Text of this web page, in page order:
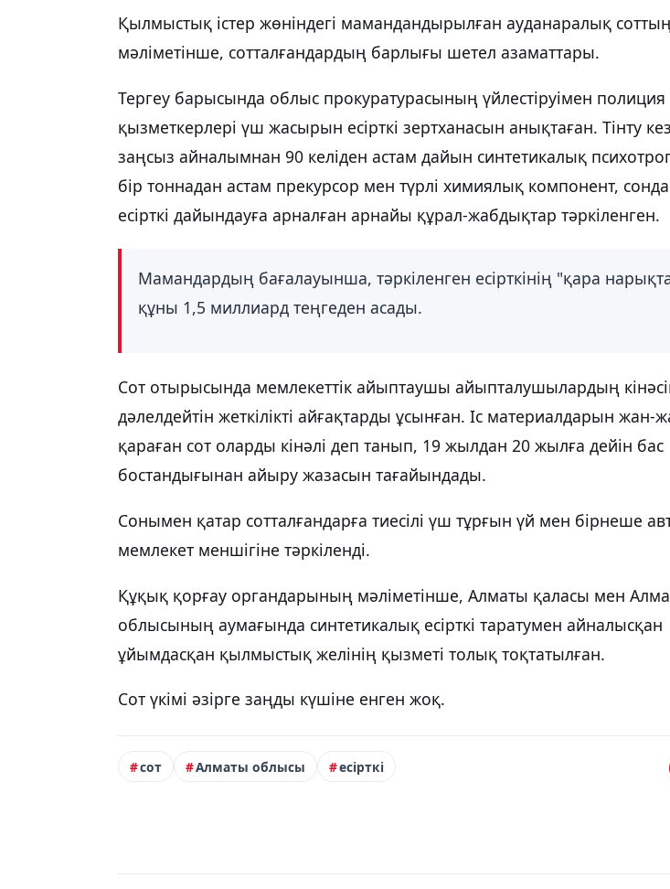
Қылмыстық істер жөніндегі мамандандырылған ауданаралық
мәліметінше, сотталғандардың барлығы шетел азаматтары.
Тергеу барысында облыс прокуратурасының үйлестіруімен полиция
қызметкерлері үш жасырын есірткі зертханасын анықтаған. Тінту
заңсыз айналымнан 90 келіден астам дайын синтетикалық
бір тоннадан астам прекурсор мен түрлі химиялық компонент,
есірткі дайындауға арналған арнайы құрал-жабдықтар тәркіленген.
Мамандардың бағалауынша, тәркіленген есірткінің "қара
құны 1,5 миллиард теңгеден асады.
Сот отырысында мемлекеттік айыптаушы айыпталушылардың
дәлелдейтін жеткілікті айғақтарды ұсынған. Іс материалдарын жан-
қараған сот оларды кінәлі деп танып, 19 жылдан 20 жылға дейін бас
бостандығынан айыру жазасын тағайындады.
Сонымен қатар сотталғандарға тиесілі үш тұрғын үй мен бірнеше
мемлекет меншігіне тәркіленді.
Құқық қорғау органдарының мәліметінше, Алматы қаласы мен
облысының аумағында синтетикалық есірткі таратумен айналысқан
ұйымдасқан қылмыстық желінің қызметі толық тоқтатылған.
Сот үкімі әзірге заңды күшіне енген жоқ.
сот Алматы облысы есірткі